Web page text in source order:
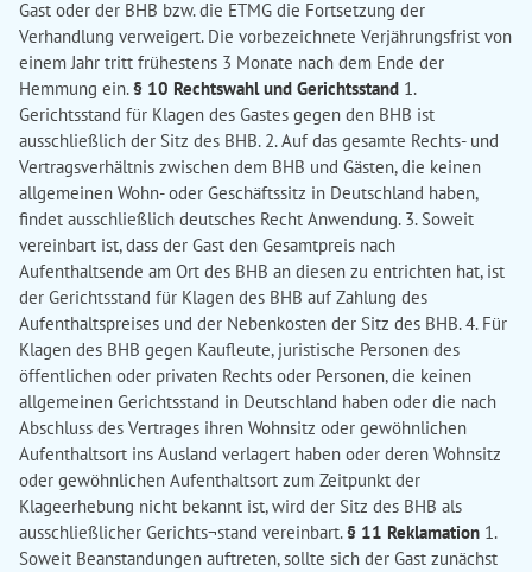
Gast oder der BHB bzw. die ETMG die Fortsetzung der
Verhandlung verweigert. Die vorbezeichnete Verjährungsfrist von
einem Jahr tritt frühestens 3 Monate nach dem Ende der
Hemmung ein.§ 10 Rechtswahl und Gerichtsstand 1.
Gerichtsstand für Klagen des Gastes gegen den BHB ist
ausschließlich der Sitz des BHB. 2. Auf das gesamte Rechts- und
Vertragsverhältnis zwischen dem BHB und Gästen, die keinen
allgemeinen Wohn- oder Geschäftssitz in Deutschland haben,
findet ausschließlich deutsches Recht Anwendung. 3. Soweit
vereinbart ist, dass der Gast den Gesamtpreis nach
Aufenthaltsende am Ort des BHB an diesen zu entrichten hat, ist
der Gerichtsstand für Klagen des BHB auf Zahlung des
Aufenthaltspreises und der Nebenkosten der Sitz des BHB. 4. Für
Klagen des BHB gegen Kaufleute, juristische Personen des
öffentlichen oder privaten Rechts oder Personen, die keinen
allgemeinen Gerichtsstand in Deutschland haben oder die nach
Abschluss des Vertrages ihren Wohnsitz oder gewöhnlichen
Aufenthaltsort ins Ausland verlagert haben oder deren Wohnsitz
oder gewöhnlichen Aufenthaltsort zum Zeitpunkt der
Klageerhebung nicht bekannt ist, wird der Sitz des BHB als
ausschließlicher Gerichts¬stand vereinbart.§ 11 Reklamation 1.
Soweit Beanstandungen auftreten, sollte sich der Gast zunächst